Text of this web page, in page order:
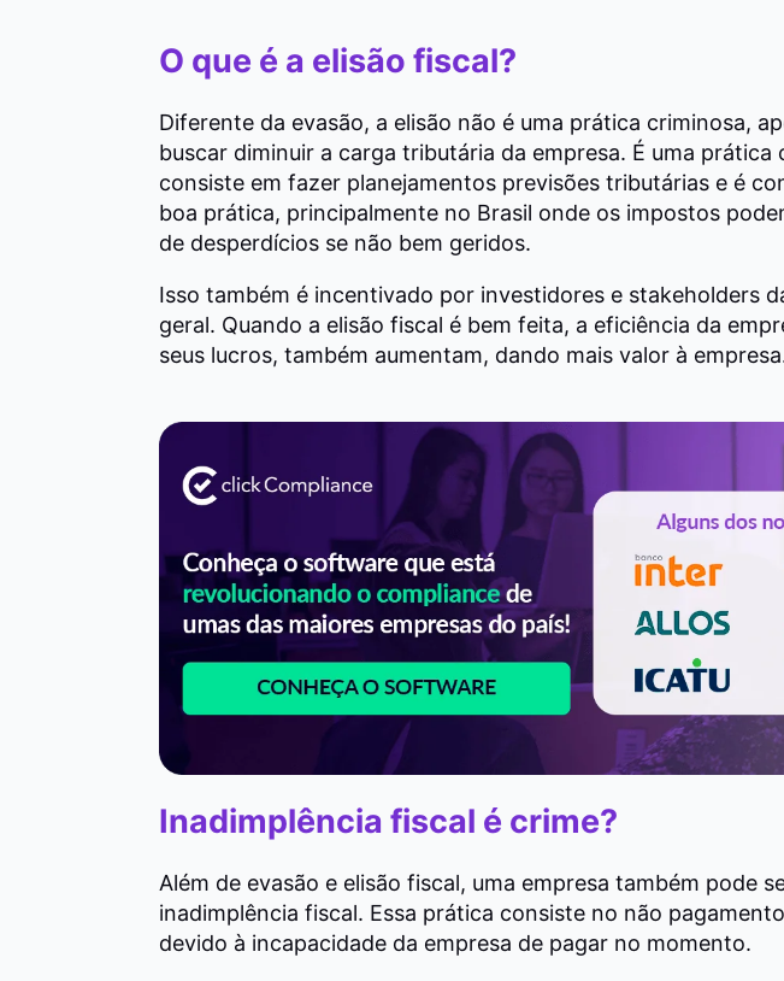
O que é a elisão fiscal?
Diferente da evasão, a elisão não é uma prática criminosa,
buscar diminuir a carga tributária da empresa. É uma prática
consiste em fazer planejamentos previsões tributárias e é
boa prática, principalmente no Brasil onde os impostos
de desperdícios se não bem geridos.
Isso também é incentivado por investidores e stakeholders
geral. Quando a elisão fiscal é bem feita, a eficiência da
seus lucros, também aumentam, dando mais valor à
Inadimplência fiscal é crime?
Além de evasão e elisão fiscal, uma empresa também pode
inadimplência fiscal. Essa prática consiste no não
devido à incapacidade da empresa de pagar no momento.